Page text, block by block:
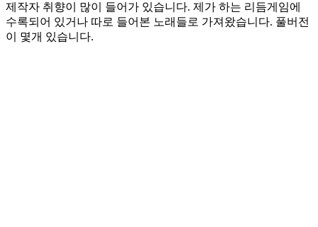
제작자 취향이 많이 들어가 있습니다. 제가 하는 리듬게임에
수록되어 있거나 따로 들어본 노래들로 가져왔습니다. 풀버전
이 몇개 있습니다.